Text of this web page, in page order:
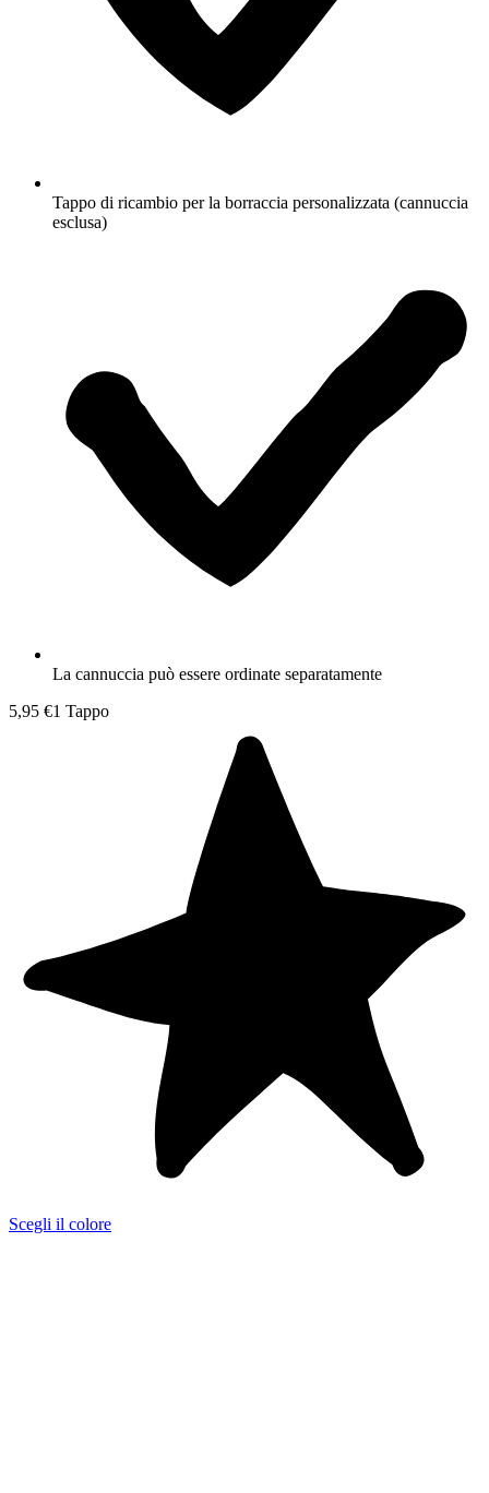
Tappo di ricambio per la borraccia personalizzata (cannuccia
esclusa)
La cannuccia può essere ordinate separatamente
5,95 €1 Tappo
Scegli il colore